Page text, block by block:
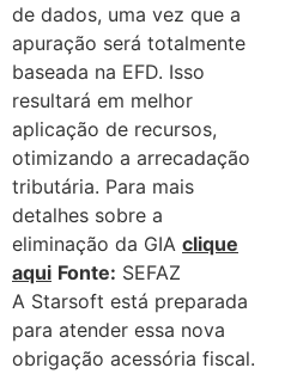
de dados, uma vez que a
apuração será totalmente
baseada na EFD. Isso
resultará em melhor
aplicação de recursos,
otimizando a arrecadação
tributária. Para mais
detalhes sobre a
eliminação da GIA clique
aqui Fonte: SEFAZ
A Starsoft está preparada
para atender essa nova
obrigação acessória fiscal.